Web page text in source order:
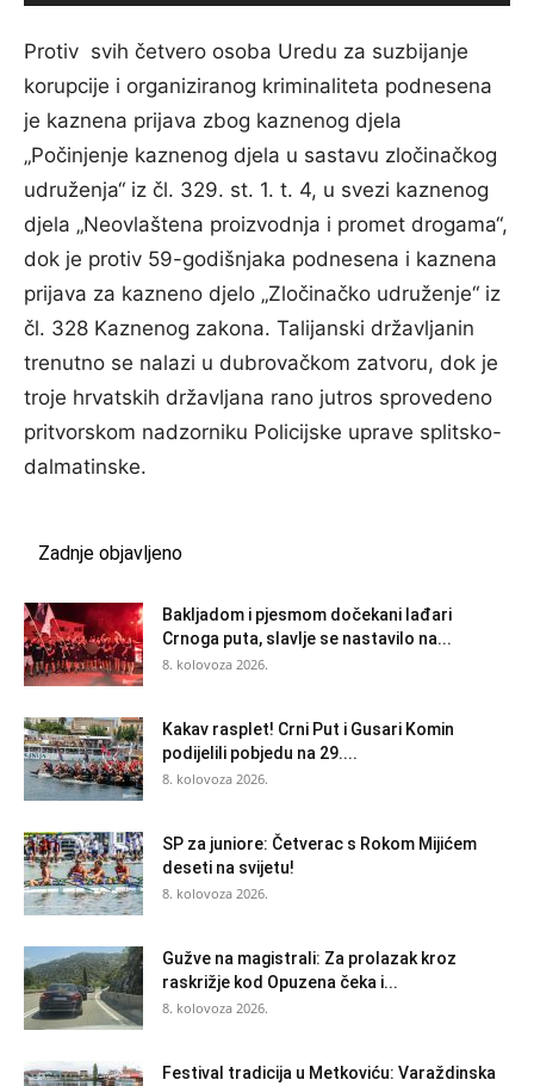
Protiv svih četvero osoba Uredu za suzbijanje
korupcije i organiziranog kriminaliteta podnesena
je kaznena prijava zbog kaznenog djela
„Počinjenje kaznenog djela u sastavu zločinačkog
udruženja“ iz čl. 329. st. 1. t. 4, u svezi kaznenog
djela „Neovlaštena proizvodnja i promet drogama“,
dok je protiv 59-godišnjaka podnesena i kaznena
prijava za kazneno djelo „Zločinačko udruženje“ iz
čl. 328 Kaznenog zakona. Talijanski državljanin
trenutno se nalazi u dubrovačkom zatvoru, dok je
troje hrvatskih državljana rano jutros sprovedeno
pritvorskom nadzorniku Policijske uprave splitsko-
dalmatinske.
Zadnje objavljeno
Bakljadom i pjesmom dočekani lađari
Crnoga puta, slavlje se nastavilo na...
8. kolovoza 2026.
Kakav rasplet! Crni Put i Gusari Komin
podijelili pobjedu na 29....
8. kolovoza 2026.
SP za juniore: Četverac s Rokom Mijićem
deseti na svijetu!
8. kolovoza 2026.
Gužve na magistrali: Za prolazak kroz
raskrižje kod Opuzena čeka i...
8. kolovoza 2026.
Festival tradicija u Metkoviću: Varaždinska